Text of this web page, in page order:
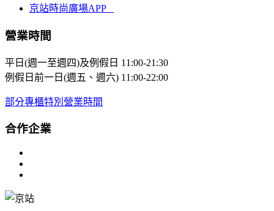
京站時尚廣場APP
營業時間
平日(週一至週四)及例假日 11:00-21:30
例假日前一日(週五、週六) 11:00-22:00
部分專櫃特別營業時間
合作企業